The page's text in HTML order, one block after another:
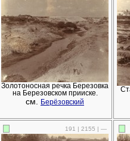
Золотоносная речка Березовка
на Березовском прииске.
см. Берёзовский
191 | 2155 | —